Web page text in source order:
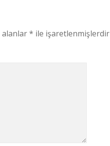
alanlar* ile işaretlenmişlerdir